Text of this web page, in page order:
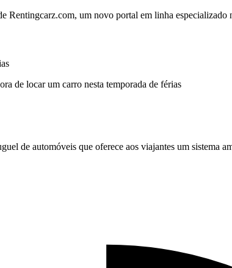
um novo portal em linha especializado
de locar um carro nesta temporada de férias
de automóveis que oferece aos viajantes um sistema